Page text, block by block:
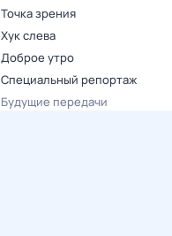
Точка зрения
Хук слева
Доброе утро
Специальный репортаж
Будущие передачи